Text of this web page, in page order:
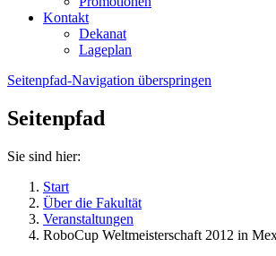
Kontakt
Dekanat
Lageplan
Seitenpfad-Navigation überspringen
Seitenpfad
Sie sind hier:
Start
Über die Fakultät
Veranstaltungen
RoboCup Weltmeisterschaft 2012 in